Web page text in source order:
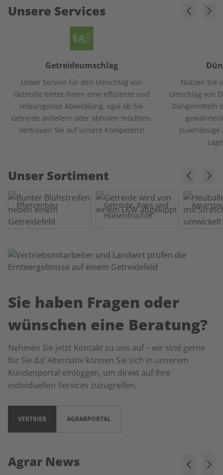
Unsere Services
Getreideumschlag
Unser Service für den Umschlag von
Getreide bietet Ihnen eine effiziente und
reibungslose Abwicklung, egal ob Sie
Getreide anliefern oder abholen möchten.
Vertrauen Sie auf unsere Kompetenz!
Nutzen Sie
Umschlag von
Düngemitteln
zuverlässige
Unser Sortiment
Pflanzenbau
Getreide, Raps und
Hülsenfrüchte
Sie haben Fragen oder
wünschen eine Beratung?
Nehmen Sie jetzt Kontakt zu uns auf – wir sind gerne
für Sie da! Alternativ können Sie sich in unserem
Kundenportal einloggen, um direkt auf Ihre
individuellen Services zuzugreifen.
VERTRIEB AGRARPORTAL
Agrar News